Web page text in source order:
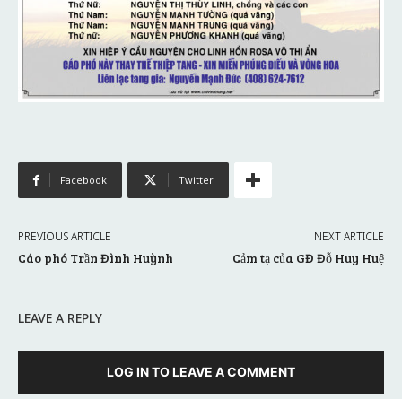
Facebook Twitter
PREVIOUS ARTICLE
Cáo phó Trần Đình Huỳnh
NEXT ARTICLE
Cảm tạ của GĐ Đỗ Huy Huệ
LEAVE A REPLY
LOG IN TO LEAVE A COMMENT